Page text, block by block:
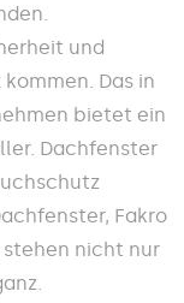
und
Das in
bietet ein
Dachfenster
Fakro
stehen nicht nur